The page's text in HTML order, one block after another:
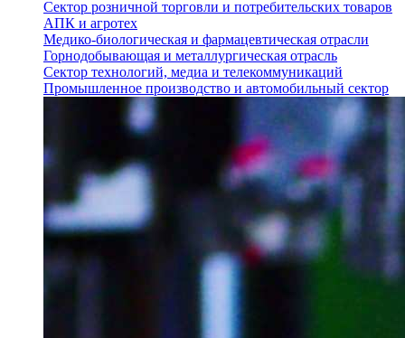
Сектор розничной торговли и потребительских товаров
АПК и агротех
Медико-биологическая и фармацевтическая отрасли
Горнодобывающая и металлургическая отрасль
Сектор технологий, медиа и телекоммуникаций
Промышленное производство и автомобильный сектор